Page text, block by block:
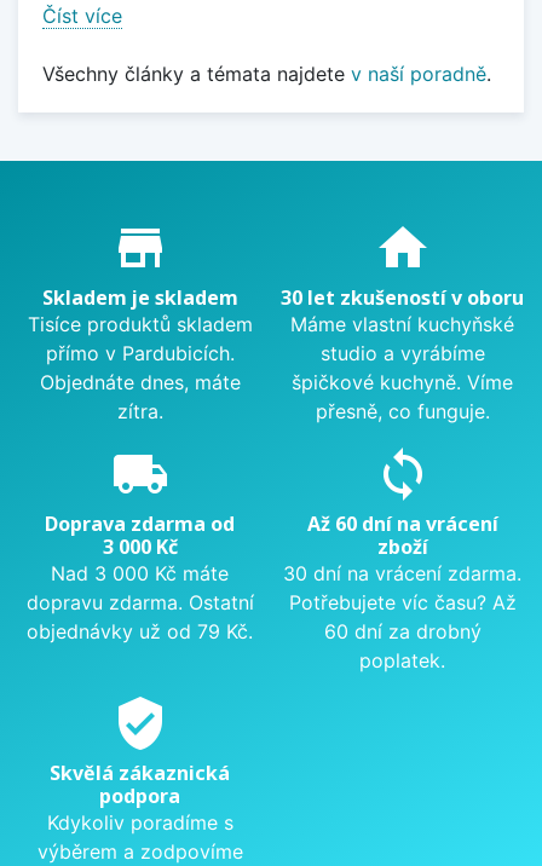
Číst více
Všechny články a témata najdete v naší poradně.
Proč nakupovat u nás?
store_mall_directory
Skladem je skladem
Tisíce produktů skladem
přímo v Pardubicích.
Objednáte dnes, máte
zítra.
home
30 let zkušeností v oboru
Máme vlastní kuchyňské
studio a vyrábíme
špičkové kuchyně. Víme
přesně, co funguje.
local_shipping
Doprava zdarma od
3 000 Kč
Nad 3 000 Kč máte
dopravu zdarma. Ostatní
objednávky už od 79 Kč.
sync
Až 60 dní na vrácení
zboží
30 dní na vrácení zdarma.
Potřebujete víc času? Až
60 dní za drobný
poplatek.
verified_user
Skvělá zákaznická
podpora
Kdykoliv poradíme s
výběrem a zodpovíme